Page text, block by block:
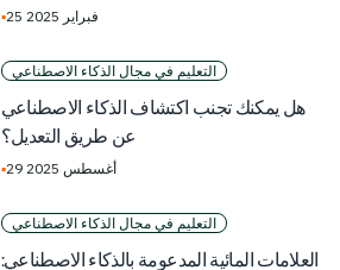
▪ 25 فبراير 2025
التعليم في مجال الذكاء الاصطناعي
هل يمكنك تجنب اكتشاف الذكاء الاصطناعي
عن طريق التعديل؟
▪ 29 أغسطس 2025
التعليم في مجال الذكاء الاصطناعي
العلامات المائية المدعومة بالذكاء الاصطناعي: